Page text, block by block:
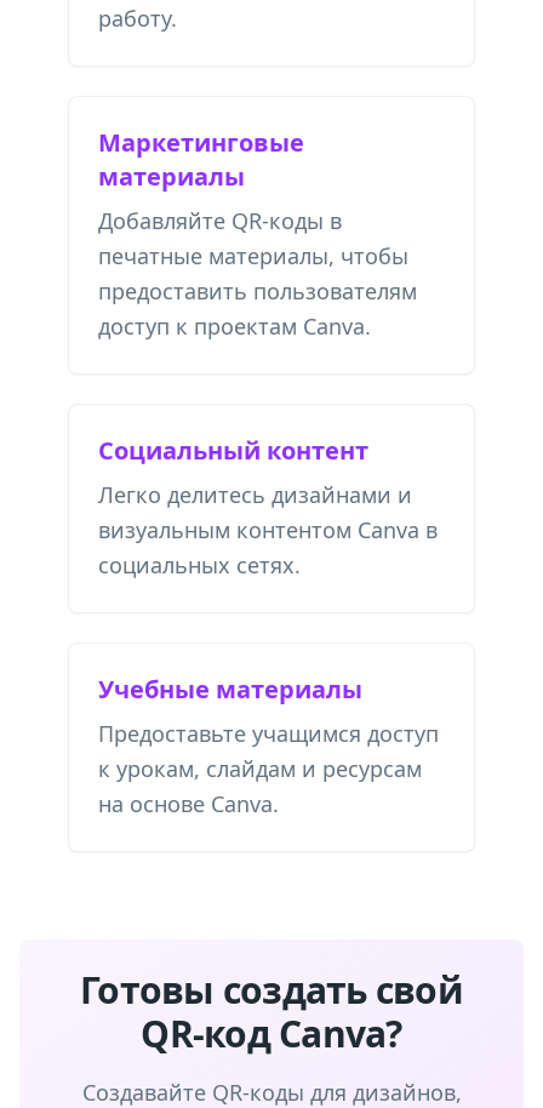
работу.
Маркетинговые
материалы
Добавляйте QR-коды в
печатные материалы, чтобы
предоставить пользователям
доступ к проектам Canva.
Социальный контент
Легко делитесь дизайнами и
визуальным контентом Canva в
социальных сетях.
Учебные материалы
Предоставьте учащимся доступ
к урокам, слайдам и ресурсам
на основе Canva.
Готовы создать свой
QR-код Canva?
Создавайте QR-коды для дизайнов,